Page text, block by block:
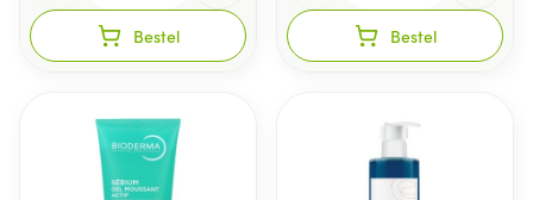
Bestel Bestel